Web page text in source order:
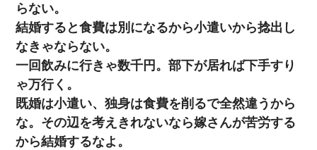
らない。
結婚すると食費は別になるから小遣いから捻出し
なきゃならない。
一回飲みに行きゃ数千円。部下が居れば下手すり
ゃ万行く。
既婚は小遣い、独身は食費を削るで全然違うから
な。その辺を考えきれないなら嫁さんが苦労する
から結婚するなよ。